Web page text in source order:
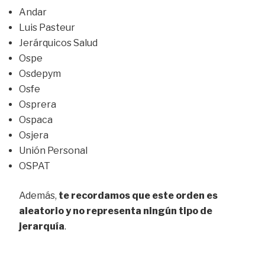
Andar
Luis Pasteur
Jerárquicos Salud
Ospe
Osdepym
Osfe
Osprera
Ospaca
Osjera
Unión Personal
OSPAT
Además, te recordamos que este orden es
aleatorio y no representa ningún tipo de
jerarquía.